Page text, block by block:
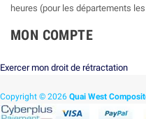
heures (pour les départements
MON COMPTE
Exercer mon droit de rétractation
Copyright © 2026 Quai West